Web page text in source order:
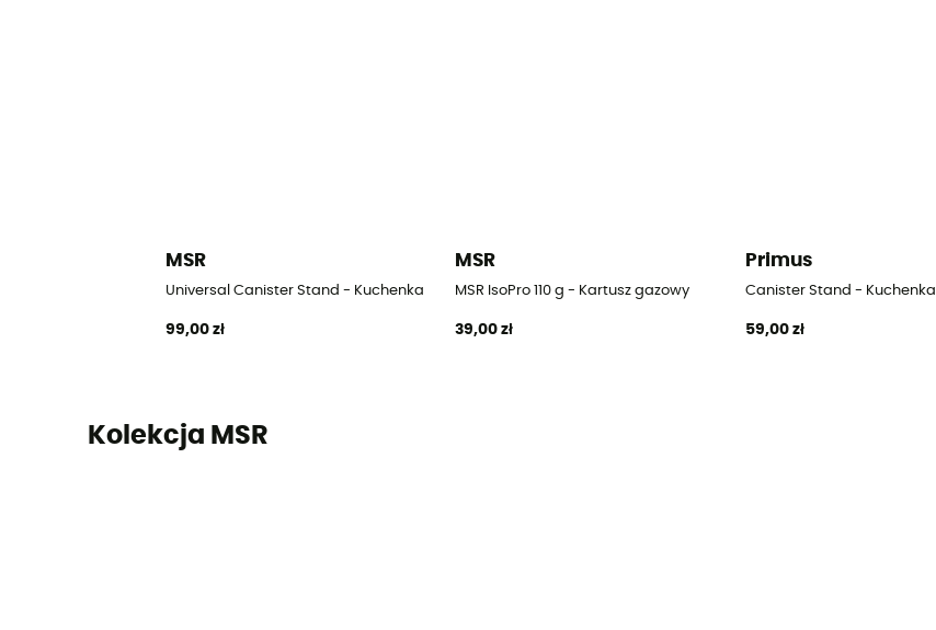
MSR
Universal Canister Stand - Kuchenka
99,00 zł
MSR
MSR IsoPro 110 g - Kartusz gazowy
39,00 zł
Primus
Canister Stand - Kuchenka
59,00 zł
Kolekcja MSR